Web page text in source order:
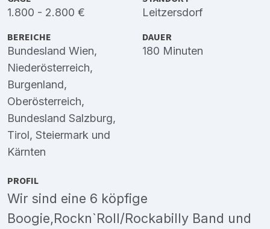
1.800 - 2.800 € Leitzersdorf
BEREICHE
Bundesland Wien,
Niederösterreich,
Burgenland,
Oberösterreich,
Bundesland Salzburg,
Tirol, Steiermark und
Kärnten
DAUER
180 Minuten
PROFIL
Wir sind eine 6 köpfige
Boogie,Rockn`Roll/Rockabilly Band und